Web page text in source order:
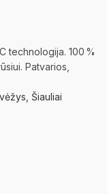
technologija. 100 %
Patvarios,
Šiauliai